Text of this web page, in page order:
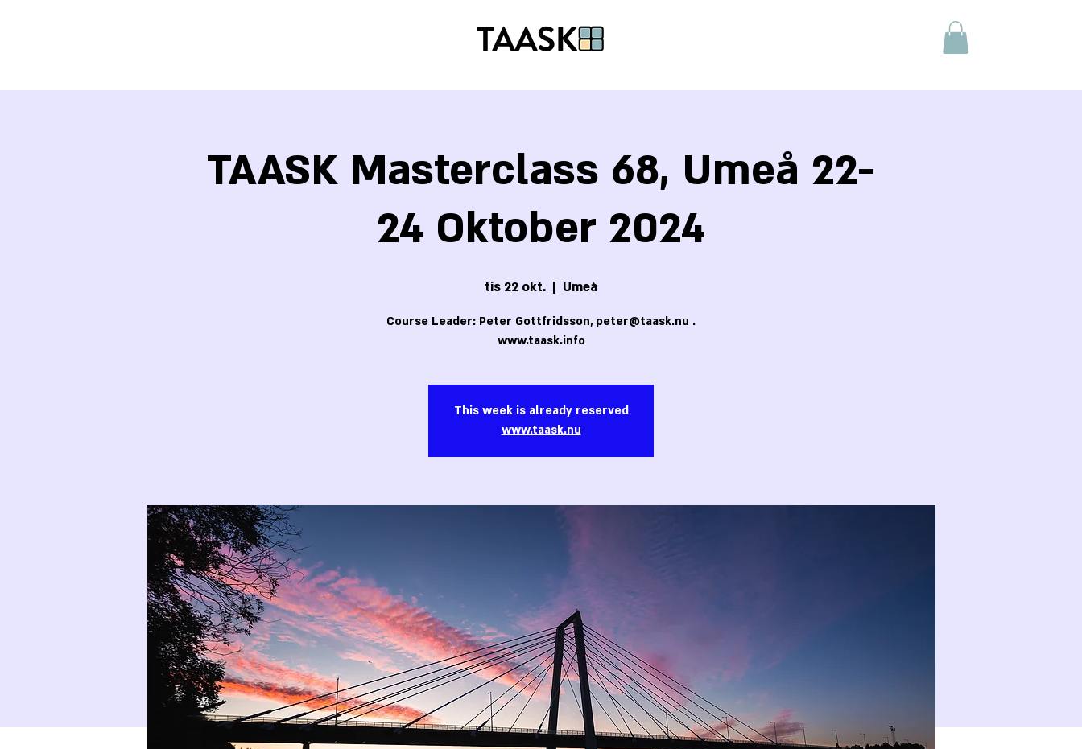
TAASK Masterclass 68, Umeå 22-
24 Oktober 2024
tis 22 okt.
  |
Umeå
Course Leader: Peter Gottfridsson, peter@taask.nu .
www.taask.info
This week is already reserved
www.taask.nu